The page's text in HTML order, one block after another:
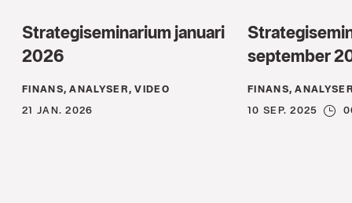
Strategiseminarium januari
2026
FINANS, ANALYSER, VIDEO
21 JAN. 2026
september
FINANS,
10 SEP. 2025